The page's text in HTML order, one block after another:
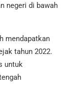
negeri di bawah
mendapatkan
tahun 2022.
untuk